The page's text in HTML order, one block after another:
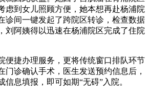
虑到女儿照顾方便，她本想再赴杨浦院
诊间一键发起了跨院区转诊，检查数据
刘阿姨得以迅速在杨浦院区完成了住院
便捷办理服务，更将传统窗口排队环节
门诊确认手术，医生发送预约信息后，
信息填报，即可如期“无碍”入院。